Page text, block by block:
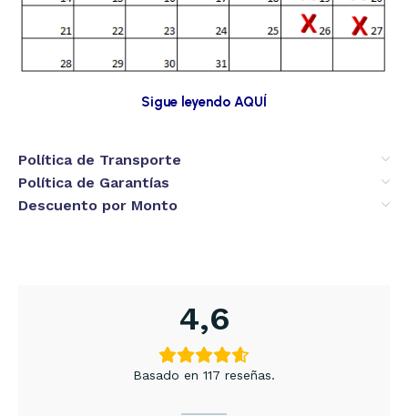
Sigue leyendo AQUÍ
Política de Transporte
Política de Garantías
Descuento por Monto
4,6
Basado en 117 reseñas.